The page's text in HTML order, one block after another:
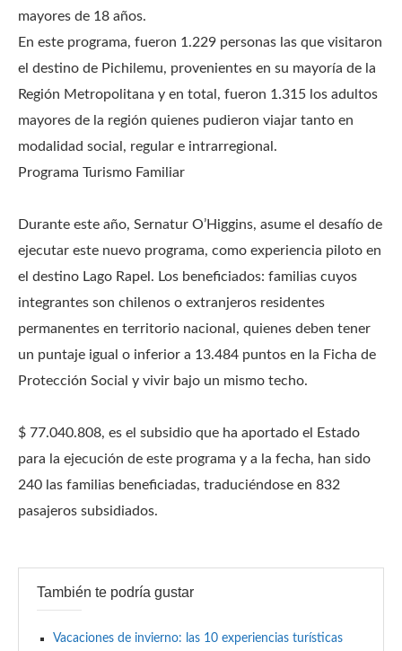
mayores de 18 años.
En este programa, fueron 1.229 personas las que visitaron
el destino de Pichilemu, provenientes en su mayoría de la
Región Metropolitana y en total, fueron 1.315 los adultos
mayores de la región quienes pudieron viajar tanto en
modalidad social, regular e intrarregional.
Programa Turismo Familiar
Durante este año, Sernatur O’Higgins, asume el desafío de
ejecutar este nuevo programa, como experiencia piloto en
el destino Lago Rapel. Los beneficiados: familias cuyos
integrantes son chilenos o extranjeros residentes
permanentes en territorio nacional, quienes deben tener
un puntaje igual o inferior a 13.484 puntos en la Ficha de
Protección Social y vivir bajo un mismo techo.
$ 77.040.808, es el subsidio que ha aportado el Estado
para la ejecución de este programa y a la fecha, han sido
240 las familias beneficiadas, traduciéndose en 832
pasajeros subsidiados.
También te podría gustar
Vacaciones de invierno: las 10 experiencias turísticas